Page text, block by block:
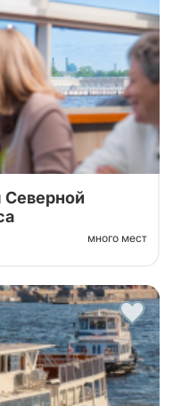
Петербурга.
– Фонтанка –
канавка – Нева
Северной
много мест